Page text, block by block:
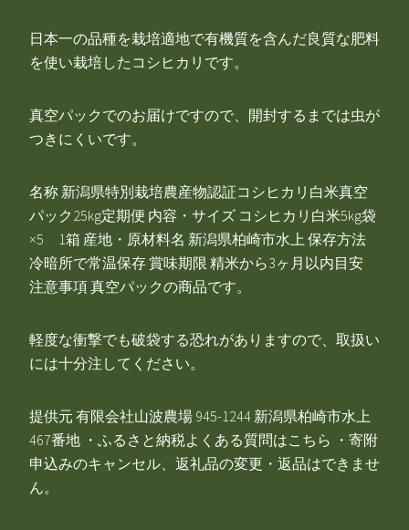
日本一の品種を栽培適地で有機質を含んだ良質な肥料
を使い栽培したコシヒカリです。
真空パックでのお届けですので、開封するまでは虫が
つきにくいです。
名称 新潟県特別栽培農産物認証コシヒカリ白米真空
パック25kg定期便 内容・サイズ コシヒカリ白米5kg袋
×5 1箱 産地・原材料名 新潟県柏崎市水上 保存方法
冷暗所で常温保存 賞味期限 精米から3ヶ月以内目安
注意事項 真空パックの商品です。
軽度な衝撃でも破袋する恐れがありますので、取扱い
には十分注してください。
提供元 有限会社山波農場 945-1244 新潟県柏崎市水上
467番地 ・ふるさと納税よくある質問はこちら ・寄附
申込みのキャンセル、返礼品の変更・返品はできませ
ん。